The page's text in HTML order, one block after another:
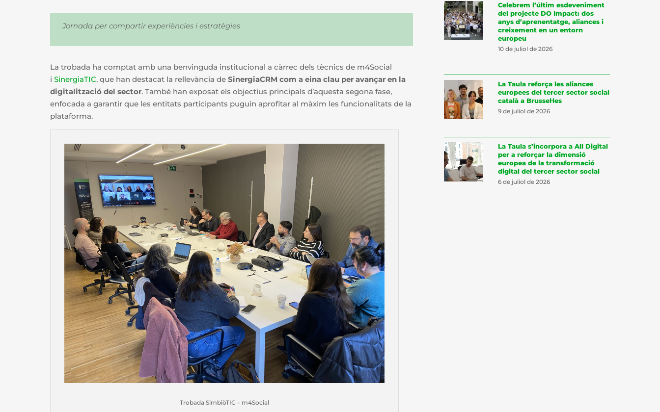
Jornada per compartir experiències i estratègies
La trobada ha comptat amb una benvinguda institucional a càrrec dels tècnics de m4Social
i SinergiaTIC, que han destacat la rellevància de SinergiaCRM com a eina clau per avançar en la
digitalització del sector. També han exposat els objectius principals d’aquesta segona fase,
enfocada a garantir que les entitats participants puguin aprofitar al màxim les funcionalitats de la
plataforma.
Trobada SimbiòTIC – m4Social
Celebrem l’últim esdeveniment
del projecte DO Impact: dos
anys d’aprenentatge, aliances i
creixement en un entorn
europeu
10 de juliol de 2026
La Taula reforça les aliances
europees del tercer sector social
català a Brussel·les
9 de juliol de 2026
La Taula s’incorpora a All Digital
per a reforçar la dimensió
europea de la transformació
digital del tercer sector social
6 de juliol de 2026